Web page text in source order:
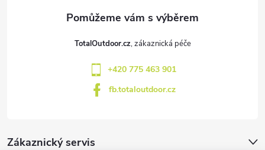
Zákaznický servis
TotalOutdoor.cz
+420 775 463 901
fb.totaloutdoor.cz